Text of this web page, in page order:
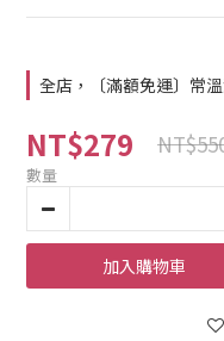
全店，〔滿額免運〕常
NT$279
數量
加入購物車